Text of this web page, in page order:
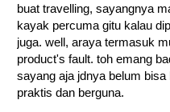
buat travelling, sayangnya
kayak percuma gitu kalau
juga. well, araya termasuk
product's fault. toh emang
sayang aja jdnya belum
praktis dan berguna.